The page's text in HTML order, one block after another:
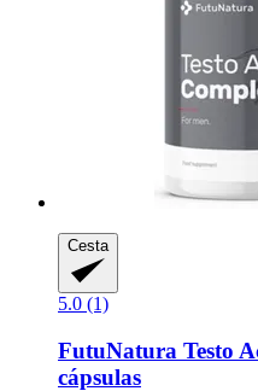
Cesta
5.0 (1)
FutuNatura Testo
cápsulas